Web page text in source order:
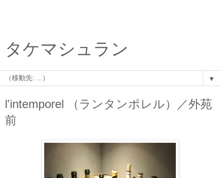
タケマシュラン
▼
l'intemporel （ランタンポレル）／外苑
前